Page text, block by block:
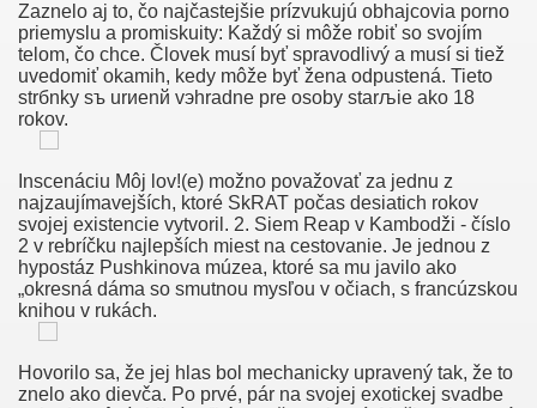
Zaznelo aj to, čo najčastejšie prízvukujú obhajcovia porno
priemyslu a promiskuity: Každý si môže robiť so svojím
telom, čo chce. Človek musí byť spravodlivý a musí si tiež
uvedomiť okamih, kedy môže byť žena odpustená. Tieto
strбnky sъ urиenй vэhradne pre osoby starљie ako 18
rokov.
Inscenáciu Môj lov!(e) možno považovať za jednu z
najzaujímavejších, ktoré SkRAT počas desiatich rokov
svojej existencie vytvoril. 2. Siem Reap v Kambodži - číslo
2 v rebríčku najlepších miest na cestovanie. Je jednou z
hypostáz Pushkinova múzea, ktoré sa mu javilo ako
„okresná dáma so smutnou mysľou v očiach, s francúzskou
knihou v rukách.
Hovorilo sa, že jej hlas bol mechanicky upravený tak, že to
znelo ako dievča. Po prvé, pár na svojej exotickej svadbe
Ees Otse
En Castellano!!
Con Chicos Gay